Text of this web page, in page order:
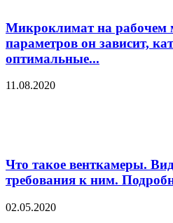
Микроклимат на рабочем
параметров он зависит,
оптимальные...
11.08.2020
Что такое венткамеры.
требования к ним.
02.05.2020